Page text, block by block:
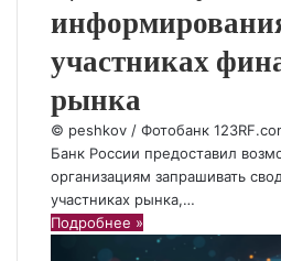
участниках
рынка
© peshkov / Фотобанк
Банк России предоставил
организациям запрашивать
участниках рынка,…
Подробнее »